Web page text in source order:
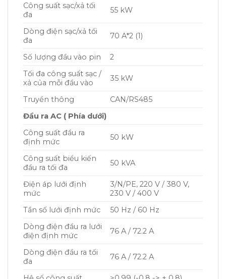
Công suất sạc/xả tối
đa
55 kW
Dòng điện sạc/xả tối
đa
70 A*2 (1)
Số lượng đầu vào pin
2
Tối đa công suất sạc /
xả của mỗi đầu vào
35 kW
Truyền thông
CAN/RS485
Đầu ra AC ( Phía dưới)
Công suất đầu ra
định mức
50 kW
Công suất biểu kiến
đầu ra tối đa
50 kVA
Điện áp lưới định
mức
3/N/PE, 220 V / 380 V,
230 V / 400 V
Tần số lưới định mức
50 Hz / 60 Hz
Dòng điện đầu ra lưới
điện định mức
76 A / 72.2 A
Dòng điện đầu ra tối
đa
76 A / 72.2 A